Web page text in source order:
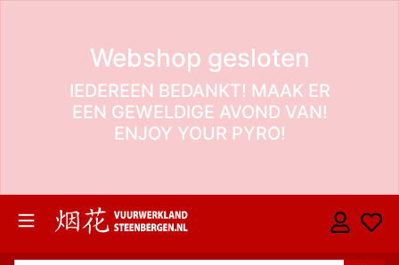
Webshop gesloten
IEDEREEN BEDANKT! MAAK ER
EEN GEWELDIGE AVOND VAN!
ENJOY YOUR PYRO!